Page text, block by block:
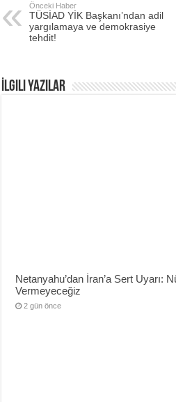
Önceki Haber
TÜSİAD YİK Başkanı’ndan adil
yargılamaya ve demokrasiye
tehdit!
İlgili Yazılar
Netanyahu’dan İran’a Sert Uyarı:
Vermeyeceğiz
2 gün önce